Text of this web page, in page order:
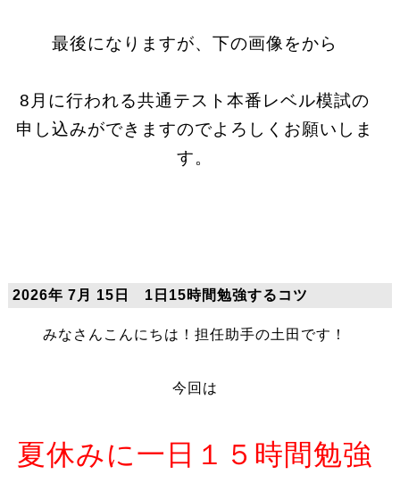
最後になりますが、下の画像をから
8月に行われる共通テスト本番レベル模試の
申し込みができますのでよろしくお願いしま
す。
2026年 7月 15日 1日15時間勉強するコツ
みなさんこんにちは！担任助手の土田です！
今回は
夏休みに一日１５時間勉強